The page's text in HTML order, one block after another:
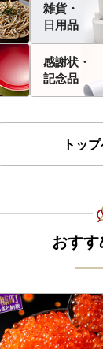
雑貨・
日用品
感謝状・
記念品
トッ
おす